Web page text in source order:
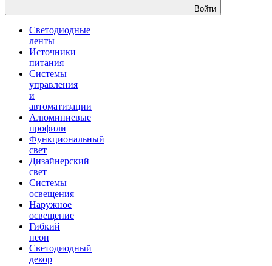
Войти
Светодиодные
ленты
Источники
питания
Системы
управления
и
автоматизации
Алюминиевые
профили
Функциональный
свет
Дизайнерский
свет
Системы
освещения
Наружное
освещение
Гибкий
неон
Светодиодный
декор